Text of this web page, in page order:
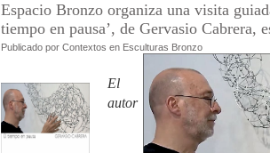
Espacio Bronzo organiza una visita
tiempo en pausa’, de Gervasio Cabrera,
Publicado por Contextos en Esculturas Bronzo
El
autor